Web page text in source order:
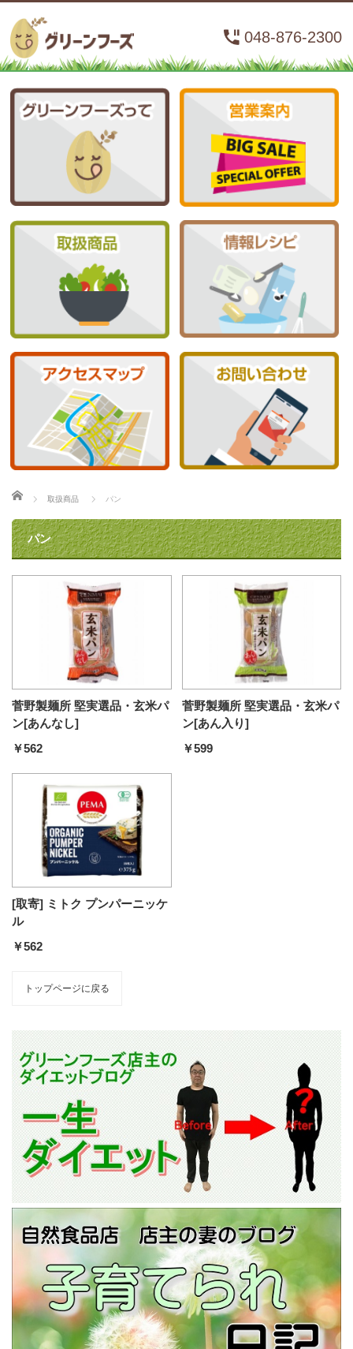
048-876-2300
ホーム
取扱商品 パン
パン
菅野製麺所 堅実選品・玄米パ
ン[あんなし]
￥562
菅野製麺所 堅実選品・玄米パ
ン[あん入り]
￥599
[取寄] ミトク プンパーニッケ
ル
￥562
トップページに戻る